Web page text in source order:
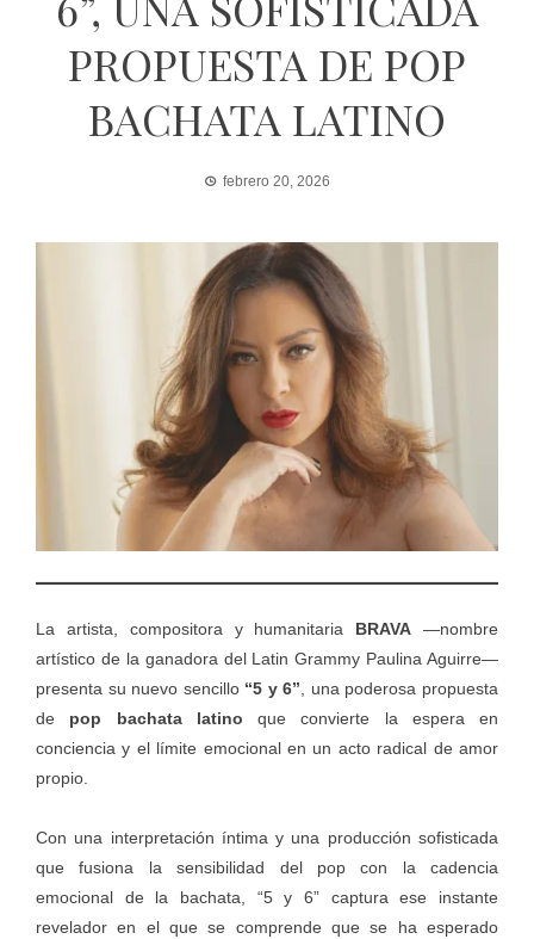
PROPUESTA DE POP
BACHATA LATINO
febrero 20, 2026
La artista, compositora y humanitaria BRAVA —nombre
artístico de la ganadora del Latin Grammy Paulina Aguirre—
presenta su nuevo sencillo “5 y 6” , una poderosa propuesta
de pop bachata latino que convierte la espera en
conciencia y el límite emocional en un acto radical de amor
propio.
Con una interpretación íntima y una producción sofisticada
que fusiona la sensibilidad del pop con la cadencia
emocional de la bachata, “5 y 6” captura ese instante
revelador en el que se comprende que se ha esperado